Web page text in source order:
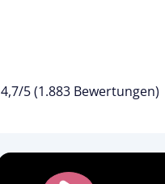
4,7/5 (1.883 Bewertungen)